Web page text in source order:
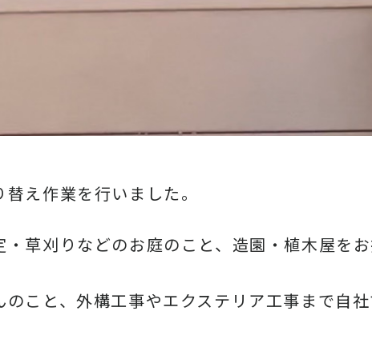
え作業を行いました。
草刈りなどのお庭のこと、造園・植木屋を
こと、外構工事やエクステリア工事まで自